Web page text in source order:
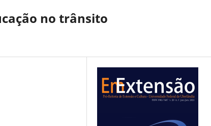
no trânsito